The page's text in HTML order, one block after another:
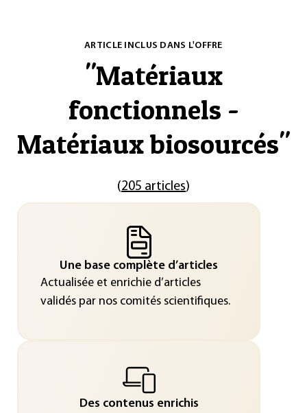
ARTICLE INCLUS DANS L'OFFRE
"Matériaux
fonctionnels -
Matériaux biosourcés"
(205 articles)
Une base complète d’articles
Actualisée et enrichie d’articles
validés par nos comités scientifiques.
Des contenus enrichis